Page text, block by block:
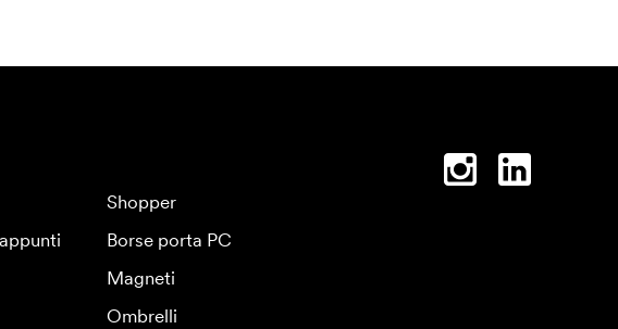
Shopper
Borse porta PC
Magneti
Ombrelli